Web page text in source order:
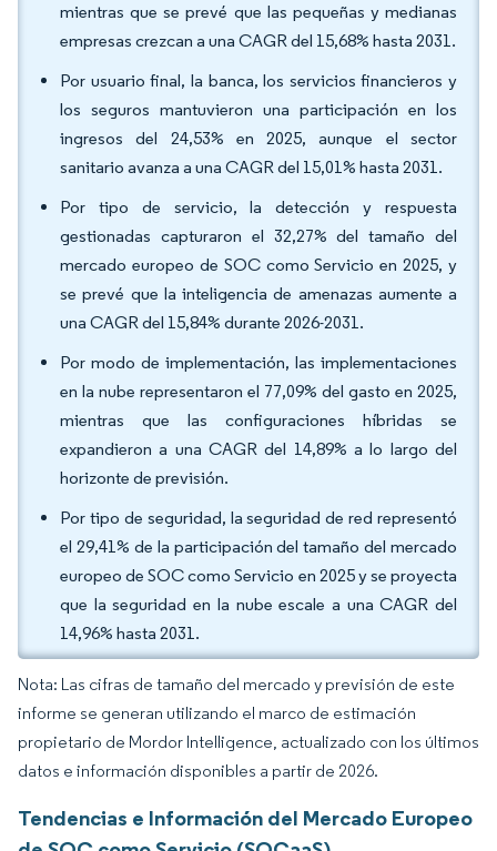
mientras que se prevé que las pequeñas y medianas
empresas crezcan a una CAGR del 15,68% hasta 2031.
Por usuario final, la banca, los servicios financieros y
los seguros mantuvieron una participación en los
ingresos del 24,53% en 2025, aunque el sector
sanitario avanza a una CAGR del 15,01% hasta 2031.
Por tipo de servicio, la detección y respuesta
gestionadas capturaron el 32,27% del tamaño del
mercado europeo de SOC como Servicio en 2025, y
se prevé que la inteligencia de amenazas aumente a
una CAGR del 15,84% durante 2026-2031.
Por modo de implementación, las implementaciones
en la nube representaron el 77,09% del gasto en 2025,
mientras que las configuraciones híbridas se
expandieron a una CAGR del 14,89% a lo largo del
horizonte de previsión.
Por tipo de seguridad, la seguridad de red representó
el 29,41% de la participación del tamaño del mercado
europeo de SOC como Servicio en 2025 y se proyecta
que la seguridad en la nube escale a una CAGR del
14,96% hasta 2031.
Nota: Las cifras de tamaño del mercado y previsión de este
informe se generan utilizando el marco de estimación
propietario de Mordor Intelligence, actualizado con los últimos
datos e información disponibles a partir de 2026.
Tendencias e Información del Mercado Europeo